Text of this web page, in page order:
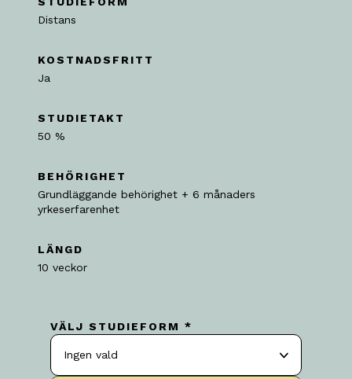
Distans
KOSTNADSFRITT
Ja
STUDIETAKT
50 %
BEHÖRIGHET
Grundläggande behörighet + 6 månaders
yrkeserfarenhet
LÄNGD
10 veckor
VÄLJ STUDIEFORM *
Ingen vald